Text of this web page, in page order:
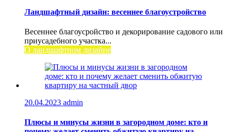
Ландшафтный дизайн: весеннее благоустройство
Весеннее благоусройство и декорирование садового или
приусадебного участка...
О ландшафтном дизайне
20.04.2023 admin
Плюсы и минусы жизни в загородном доме: кто и